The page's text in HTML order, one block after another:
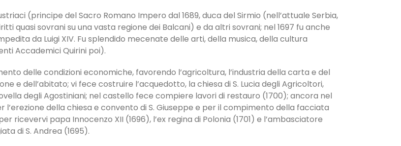
(principe del Sacro Romano Impero dal 1689, duca del Sirmio (nell’attuale Serbia,
quasi sovrani su una vasta regione dei Balcani) e da altri sovrani; nel 1697 fu anche
da Luigi XIV. Fu splendido mecenate delle arti, della musica, della cultura
Accademici Quirini poi).
delle condizioni economiche, favorendo l’agricoltura, l’industria della carta e del
e dell’abitato; vi fece costruire l’acquedotto, la chiesa di S. Lucia degli Agricoltori,
degli Agostiniani; nel castello fece compiere lavori di restauro (1700); ancora nel
della chiesa e convento di S. Giuseppe e per il compimento della facciata
ricevervi papa Innocenzo XII (1696), l’ex regina di Polonia (1701) e l’ambasciatore
di S. Andrea (1695).